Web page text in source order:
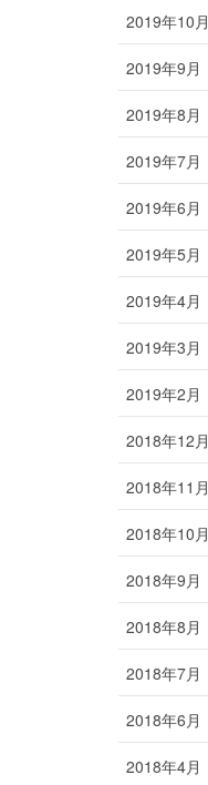
2019年10月
2019年9月
2019年8月
2019年7月
2019年6月
2019年5月
2019年4月
2019年3月
2019年2月
2018年12月
2018年11月
2018年10月
2018年9月
2018年8月
2018年7月
2018年6月
2018年4月